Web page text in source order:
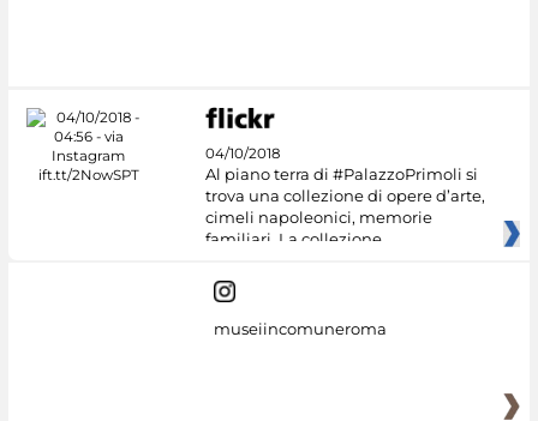
04/10/2018
Al piano terra di #PalazzoPrimoli si
trova una collezione di opere d’arte,
cimeli napoleonici, memorie
familiari. La collezione
museiincomuneroma